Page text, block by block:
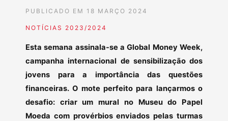
PUBLICADO EM 18 MARÇO 2024
NOTÍCIAS 2023/2024
Esta semana assinala-se a Global Money Week,
campanha internacional de sensibilização dos
jovens para a importância das questões
financeiras. O mote perfeito para lançarmos o
desafio: criar um mural no Museu do Papel
Moeda com provérbios enviados pelas turmas